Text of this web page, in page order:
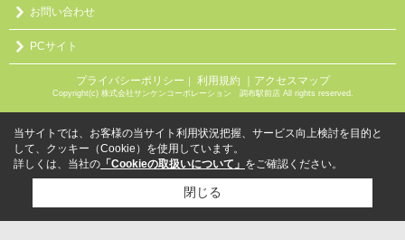
お問い合わせ
PCサイト
プライバシーポリシー ｜ 利用規約 ｜アクセスマップ
Copyright(c) 株式会社サンケンコーポレーション 調布駅前店 All rights reserved.
当サイトでは、お客様の当サイト利用状況把握、サービス向上検討を目的と
して、クッキー（Cookie）を使用しています。
詳しくは、当社の 「Cookieの取扱いについて」 をご確認ください。
閉じる